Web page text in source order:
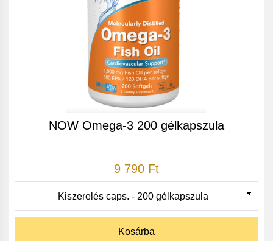
NOW Omega-3 200 gélkapszula
9 790 Ft
Kosárba